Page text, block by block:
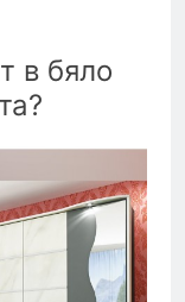
в бяло